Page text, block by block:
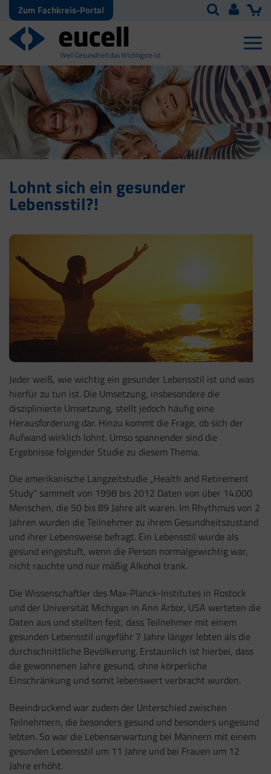
Zum Fachkreis-Portal
Lohnt sich ein gesunder
Lebensstil?!
Jeder weiß, wie wichtig ein gesunder Lebensstil ist und was
hierfür zu tun ist. Die Umsetzung, insbesondere die
disziplinierte Umsetzung, stellt jedoch häufig eine
Herausforderung dar. Hinzu kommt die Frage, ob sich der
Aufwand wirklich lohnt. Umso spannender sind die
Ergebnisse folgender Studie zu diesem Thema.
Die amerikanische Langzeitstudie „Health and Retirement
Study“ sammelt von 1998 bis 2012 Daten von über 14.000
Menschen, die 50 bis 89 Jahre alt waren. Im Rhythmus von 2
Jahren wurden die Teilnehmer zu ihrem Gesundheitszustand
und ihrer Lebensweise befragt. Ein Lebensstil wurde als
gesund eingestuft, wenn die Person normalgewichtig war,
nicht rauchte und nur mäßig Alkohol trank.
Die Wissenschaftler des Max-Planck-Institutes in Rostock
und der Universität Michigan in Ann Arbor, USA werteten die
Daten aus und stellten fest, dass Teilnehmer mit einem
gesunden Lebensstil ungefähr 7 Jahre länger lebten als die
durchschnittliche Bevölkerung. Erstaunlich ist hierbei, dass
die gewonnenen Jahre gesund, ohne körperliche
Einschränkung und somit lebenswert verbracht wurden.
Beeindruckend war zudem der Unterschied zwischen
Teilnehmern, die besonders gesund und besonders ungesund
lebten. So war die Lebenserwartung bei Männern mit einem
gesunden Lebensstil um 11 Jahre und bei Frauen um 12
Jahre erhöht.